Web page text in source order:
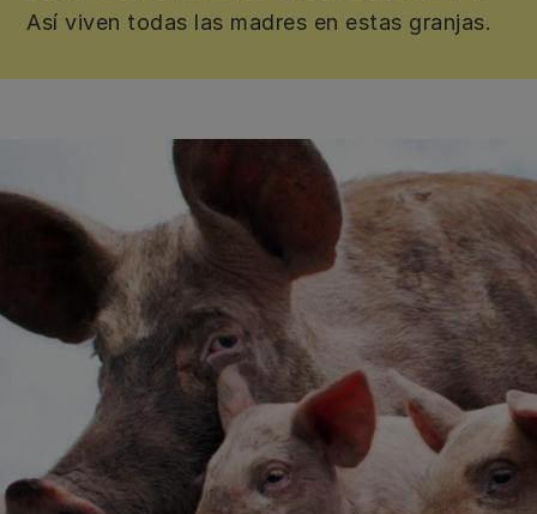
Así viven todas las madres en estas granjas.